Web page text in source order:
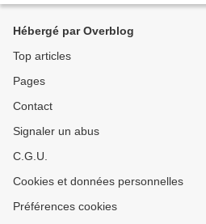
Hébergé par Overblog
Top articles
Pages
Contact
Signaler un abus
C.G.U.
Cookies et données personnelles
Préférences cookies